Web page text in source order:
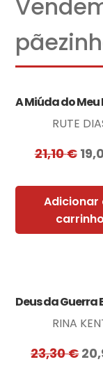
RUTE
21,10€
Adicionar
carrinho
RINA
23,30€